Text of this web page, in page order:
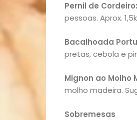
Decoração
Exclusiva
Homem
Mães
Pernil de Cordeiro:
pessoas. Aprox.
Bacalhoada
pretas, cebola e
Mignon ao Molho
molho madeira.
Sobremesas